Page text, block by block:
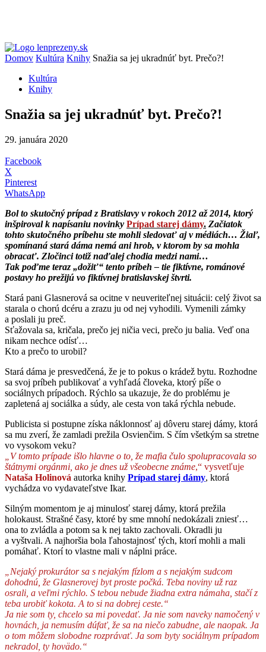
Domov Kultúra Knihy Snažia sa jej ukradnúť byt. Prečo?!
Kultúra
Knihy
Snažia sa jej ukradnúť byt. Prečo?!
29. januára 2020
Facebook
X
Pinterest
WhatsApp
Bol to skutočný prípad z Bratislavy v rokoch 2012 až 2014, ktorý
inšpiroval k napísaniu novinky Prípad starej dámy. Začiatok
tohto skutočného príbehu ste mohli sledovať aj v médiách… Žiaľ,
spomínaná stará dáma nemá ani hrob, v ktorom by sa mohla
obracať. Zločinci totiž naďalej chodia medzi nami…
Tak poďme teraz „dožiť“ tento príbeh – tie fiktívne, románové
postavy ho prežijú vo fiktívnej bratislavskej štvrti.
Stará pani Glasnerová sa ocitne v neuveriteľnej situácii: celý život sa
starala o chorú dcéru a zrazu ju od nej vyhodili. Vymenili zámky
a poslali ju preč.
Sťažovala sa, kričala, prečo jej ničia veci, prečo ju balia. Veď ona
nikam nechce odísť…
Kto a prečo to urobil?
Stará dáma je presvedčená, že je to pokus o krádež bytu. Rozhodne
sa svoj príbeh publikovať a vyhľadá človeka, ktorý píše o
sociálnych prípadoch. Rýchlo sa ukazuje, že do problému je
zapletená aj sociálka a súdy, ale cesta von taká rýchla nebude.
Publicista si postupne získa náklonnosť aj dôveru starej dámy, ktorá
sa mu zverí, že zamladi prežila Osvienčim. S čím všetkým sa stretne
vo vysokom veku?
„V tomto prípade išlo hlavne o to, že mafia čulo spolupracovala so
štátnymi orgánmi, ako je dnes už všeobecne známe,“ vysvetľuje
Nataša Holinová autorka knihy Prípad starej dámy, ktorá
vychádza vo vydavateľstve Ikar.
Silným momentom je aj minulosť starej dámy, ktorá prežila
holokaust. Strašné časy, ktoré by sme mnohí nedokázali zniesť…
ona to zvládla a potom sa k nej takto zachovali. Okradli ju
a vyštvali. A najhoršia bola ľahostajnosť tých, ktorí mohli a mali
pomáhať. Ktorí to vlastne mali v náplni práce.
„Nejaký prokurátor sa s nejakým fízlom a s nejakým sudcom
dohodnú, že Glasnerovej byt proste počká. Teba noviny už raz
osrali, a veľmi rýchlo. S tebou nebude žiadna extra námaha, stačí z
teba urobiť kokota. A to si na dobrej ceste.“
Ja nie som ty, chcelo sa mi povedať. Ja nie som naveky namočený v
hovnách, ja nemusím dúfať, že sa na niečo zabudne, ale naopak. Ja
o tom môžem slobodne rozprávať. Ja som byty sociálnym prípadom
nekradol, ty hovädo.“